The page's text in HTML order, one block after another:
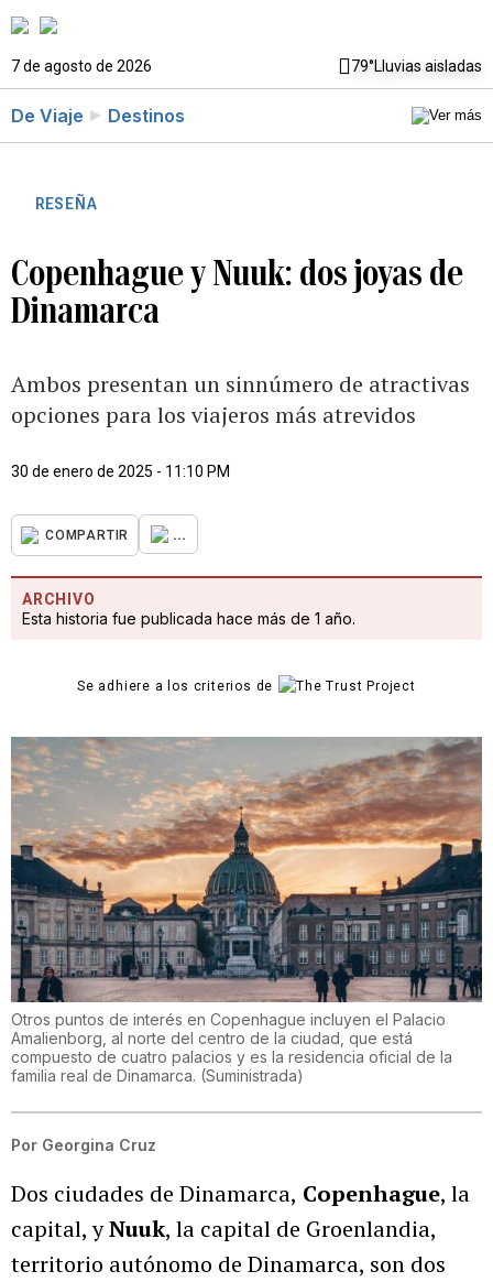
7 de agosto de 2026 79°Lluvias aisladas
De Viaje Destinos
RESEÑA
Copenhague y Nuuk: dos joyas de
Dinamarca
Ambos presentan un sinnúmero de atractivas
opciones para los viajeros más atrevidos
30 de enero de 2025 - 11:10 PM
COMPARTIR ...
ARCHIVO
Esta historia fue publicada hace más de 1 año.
Se adhiere a los criterios de
Otros puntos de interés en Copenhague incluyen el Palacio
Amalienborg, al norte del centro de la ciudad, que está
compuesto de cuatro palacios y es la residencia oficial de la
familia real de Dinamarca. (Suministrada)
Por Georgina Cruz
Dos ciudades de Dinamarca, Copenhague, la
capital, yNuuk, la capital de Groenlandia,
territorio autónomo de Dinamarca, son dos